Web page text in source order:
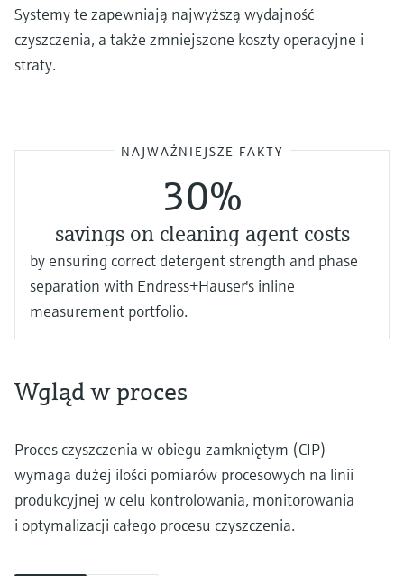
Systemy te zapewniają najwyższą wydajność
czyszczenia, a także zmniejszone koszty operacyjne i
straty.
NAJWAŻNIEJSZE FAKTY
30%
savings on cleaning agent costs
by ensuring correct detergent strength and phase
separation with Endress+Hauser's inline
measurement portfolio.
Wgląd w proces
Proces czyszczenia w obiegu zamkniętym (CIP)
wymaga dużej ilości pomiarów procesowych na linii
produkcyjnej w celu kontrolowania, monitorowania
i optymalizacji całego procesu czyszczenia.